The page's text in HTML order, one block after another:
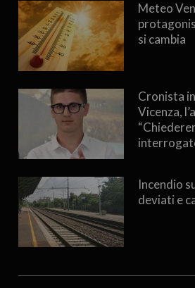
Meteo
si cambia
Cronista
Vicenza,
Incendio
deviati e